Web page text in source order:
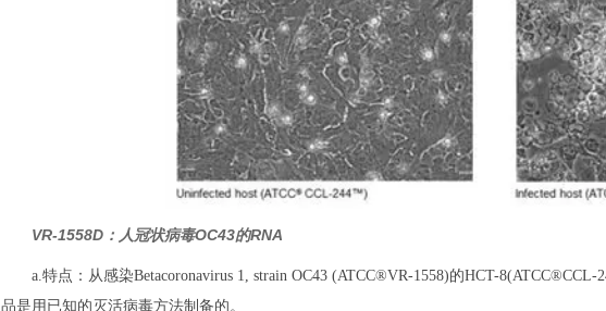
VR-1558D：人冠状病毒OC43的RNA
a.特点：从感染Betacoronavirus 1, strain OC43 (ATCC®VR-1558)的HCT-
品是用已知的灭活病毒方法制备的。